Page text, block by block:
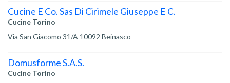
Cucine E Co. Sas Di Cirimele Giuseppe E C.
Cucine Torino
Via San Giacomo 31/A 10092 Beinasco
Domusforme S.A.S.
Cucine Torino